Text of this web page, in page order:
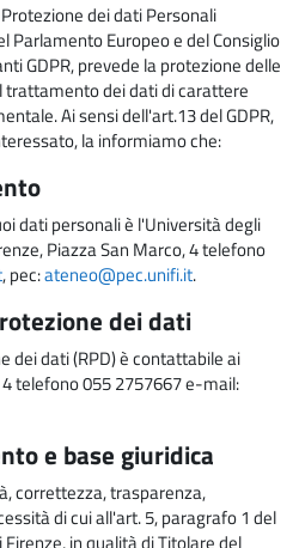
dei dati Personali
Parlamento Europeo e del Consiglio
GDPR, prevede la protezione delle
trattamento dei dati di carattere
Ai sensi dell'art.13 del GDPR,
la informiamo che:
dati personali è l'Università degli
Piazza San Marco, 4 telefono
, pec:ateneo@pec.unifi.it.
dei dati
dei dati (RPD) è contattabile ai
telefono 055 2757667 e-mail:
e base giuridica
correttezza, trasparenza,
di cui all'art. 5, paragrafo 1 del